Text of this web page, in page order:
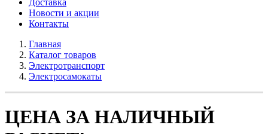
Доставка
Новости и акции
Контакты
Главная
Каталог товаров
Электротранспорт
Электросамокаты
ЦЕНА ЗА НАЛИЧНЫЙ